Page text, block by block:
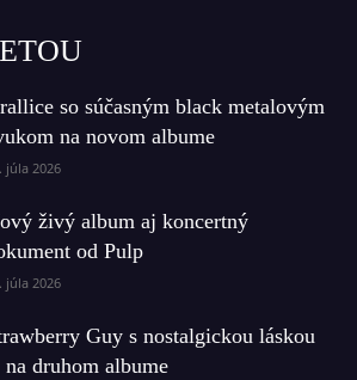
so súčasným black metalovým
na novom albume
júla 2026
živý album aj koncertný
od Pulp
júla 2026
Guy s nostalgickou láskou
na druhom albume